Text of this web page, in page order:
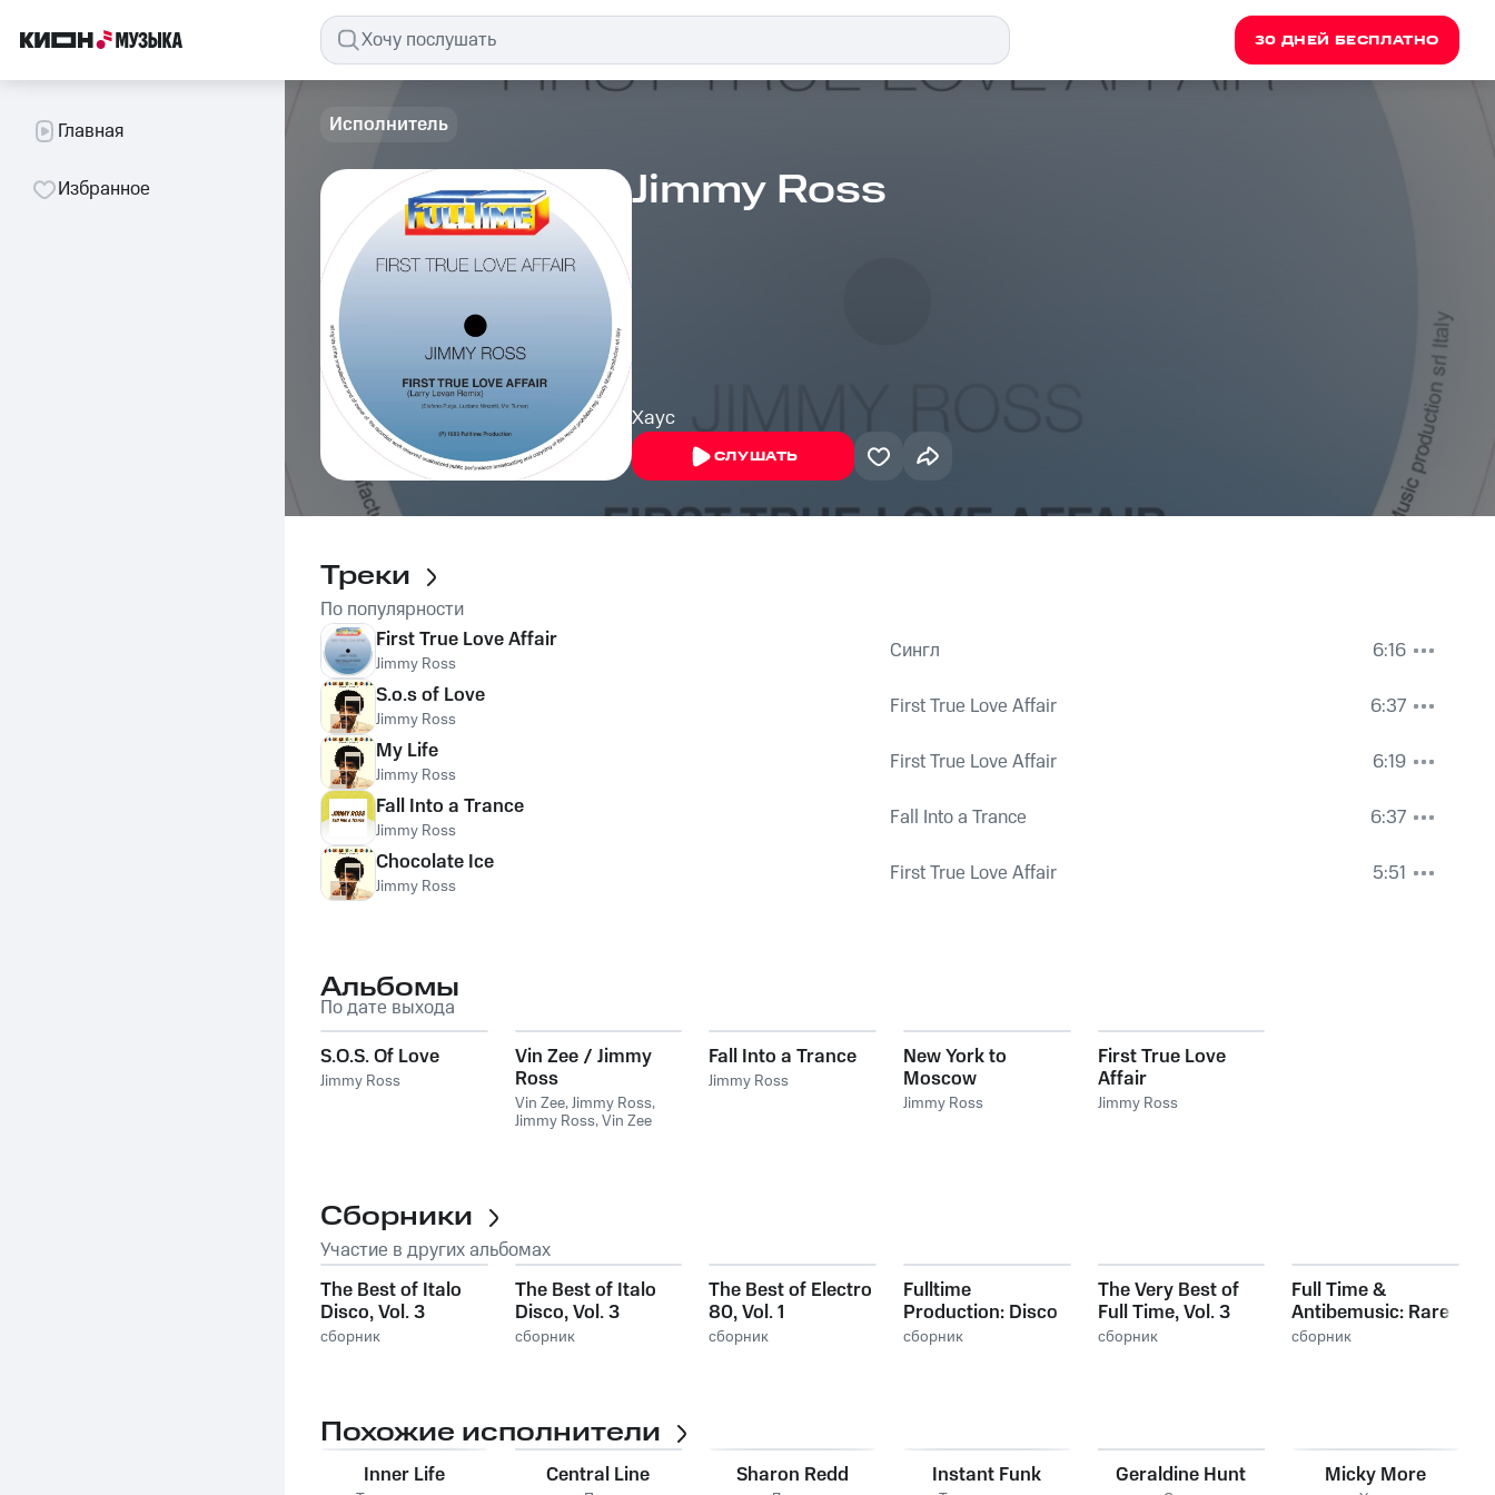
30 ДНЕЙ БЕСПЛАТНО
Главная
Избранное
Исполнитель
Jimmy Ross
Хаус
СЛУШАТЬ
Треки
По популярности
First True Love Affair
Jimmy Ross Сингл
6:16
S.o.s of Love
Jimmy Ross First True Love Affair
6:37
My Life
Jimmy Ross First True Love Affair
6:19
Fall Into a Trance
Jimmy Ross Fall Into a Trance
6:37
Chocolate Ice
Jimmy Ross First True Love Affair 5:51
Альбомы
По дате выхода
S.O.S. Of Love
Jimmy Ross
Vin Zee / Jimmy
Ross
Vin Zee, Jimmy Ross,
Jimmy Ross,Vin Zee
Fall Into a Trance
Jimmy Ross
New York to
Moscow
Jimmy Ross
First True Love
Affair
Jimmy Ross
Сборники
Участие в других альбомах
The Best of Italo
Disco, Vol. 3
сборник
The Best of Italo
Disco, Vol. 3
сборник
The Best of Electro
80, Vol. 1
сборник
Fulltime
Production: Disco
Classic, Vol. 3
сборник
The Very Best of
Full Time, Vol. 3
сборник
Full Time &
Antibemusic: Rare
Tracks, Vol. 2
сборник
Похожие исполнители
Inner Life Central Line Sharon Redd Instant Funk Geraldine Hunt Micky More